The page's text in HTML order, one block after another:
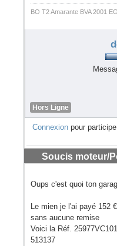
BO T2 Amarante BVA 2001
Hors Ligne
Connexion pour
Soucis moteur/
Oups c'est quoi ton
Le mien je l'ai payé 152
sans aucune remise
Voici la Réf.
513137